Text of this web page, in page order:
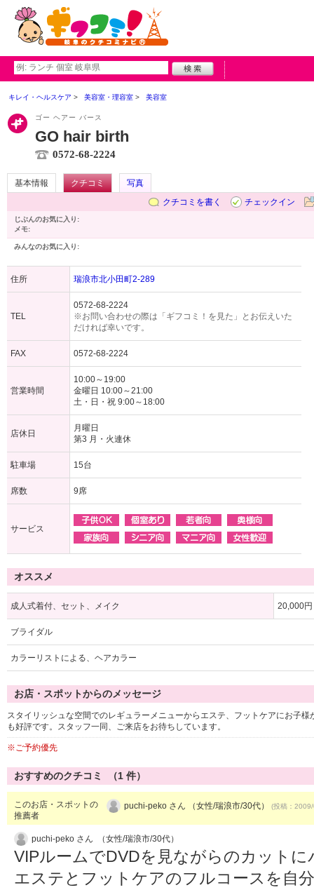
キレイ・ヘルスケア 美容室・理容室 美容室
ゴー ヘアー バース
GO hair birth
0572-68-2224
基本情報 クチコミ
写真
クチコミを書く
チェックイン
じぶんのお気に入り:
メモ:
みんなのお気に入り:
住所 瑞浪市北小田町2-289
TEL
0572-68-2224
※お問い合わせの際は「ギフコミ！を見た」とお伝えいた
だければ幸いです。
FAX 0572-68-2224
営業時間
10:00～19:00
金曜日 10:00～21:00
土・日・祝 9:00～18:00
店休日
月曜日
第3 月・火連休
駐車場 15台
席数 9席
サービス
オススメ
成人式着付、セット、メイク 20,000円
ブライダル
カラーリストによる、ヘアカラー
お店・スポットからのメッセージ
スタイリッシュな空間でのレギュラーメニューからエステ、フットケアにお子
も好評です。スタッフ一同、ご来店をお待ちしています。
※ご予約優先
おすすめのクチコミ （1 件）
このお店・スポットの
推薦者
puchi-peko さん （女性/瑞浪市/30代） (投稿：
puchi-peko さん （女性/瑞浪市/30代）
VIPルームでDVDを見ながらのカット
エステとフットケアのフルコースを自